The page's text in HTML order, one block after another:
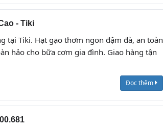
- Tiki
tại Tiki. Hạt gạo thơm ngon đậm đà, an toàn
hảo cho bữa cơm gia đình. Giao hàng tận
Đọc thêm